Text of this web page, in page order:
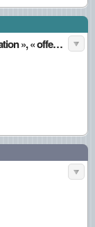
Les mots de la politique (4) : « Politique de civilisation », « offensive de civilisation », Front National